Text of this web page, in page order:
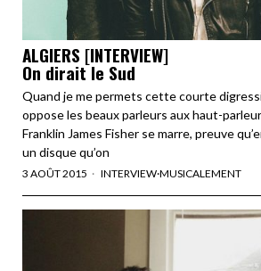
ALGIERS [INTERVIEW]
On dirait le Sud
Quand je me permets cette courte
oppose les beaux parleurs aux haut-
Franklin James Fisher se marre, preuve
un disque qu’on
3 AOÛT 2015 INTERVIEW·MUSICALEMENT